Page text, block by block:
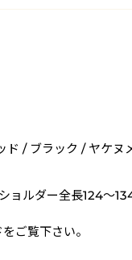
ド / ブラック / ヤケヌ
ョルダー全長124～
をご覧下さい。